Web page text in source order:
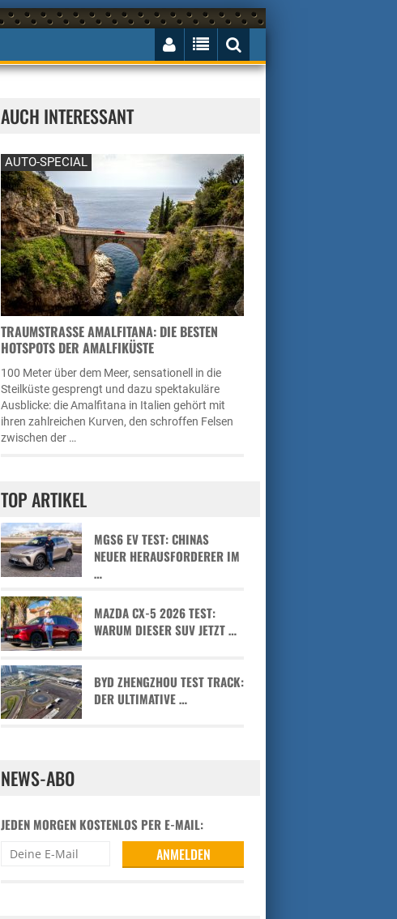
AUCH INTERESSANT
AUTO-SPECIAL
TRAUMSTRASSE AMALFITANA: DIE BESTEN H
OTSPOTS DER AMALFIKÜSTE
100 Meter über dem Meer, sensationell in die
Steilküste gesprengt und dazu spektakuläre
Ausblicke: die Amalfitana in Italien gehört mit
ihren zahlreichen Kurven, den schroffen Felsen
zwischen der …
TOP ARTIKEL
MGS6 EV TEST: CHINAS
NEUER HERAUSFORDERER IM
…
MAZDA CX-5 2026 TEST:
WARUM DIESER SUV JETZT …
BYD ZHENGZHOU TEST TRACK:
DER ULTIMATIVE …
NEWS-ABO
JEDEN MORGEN KOSTENLOS PER E-MAIL: